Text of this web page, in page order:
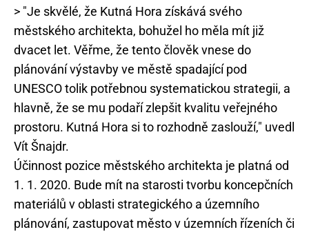
> "Je skvělé, že Kutná Hora získává svého
městského architekta, bohužel ho měla mít již
dvacet let. Věřme, že tento člověk vnese do
plánování výstavby ve městě spadající pod
UNESCO tolik potřebnou systematickou strategii, a
hlavně, že se mu podaří zlepšit kvalitu veřejného
prostoru. Kutná Hora si to rozhodně zaslouží," uvedl
Vít Šnajdr.
Účinnost pozice městského architekta je platná od
1. 1. 2020. Bude mít na starosti tvorbu koncepčních
materiálů v oblasti strategického a územního
plánování, zastupovat město v územních řízeních či